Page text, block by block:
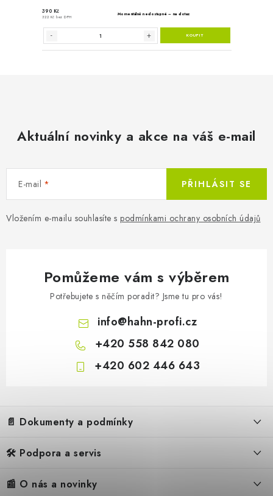
Aktuální novinky a akce na váš e-mail
E-mail
Vložením e-mailu souhlasíte s podmínkami ochrany osobních údajů
PŘIHLÁSIT SE
Pomůžeme vám s výběrem
Potřebujete s něčím poradit? Jsme tu pro vás!
info@hahn-profi.cz
+420 558 842 080
+420 602 446 643
a
t
📄 Dokumenty a podmínky
Obchodní podmínky
🛠️ Podpora a servis
FAQ – Často kladené otázky
📰 O nás a novinky